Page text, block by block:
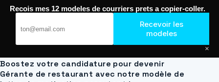
Passer
Boostez votre candidature pour devenir
Gérante de restaurant avec notre modèle de
Recois mes 12 modeles de courriers prets a copier-coller.
Recevoir les
modeles
×